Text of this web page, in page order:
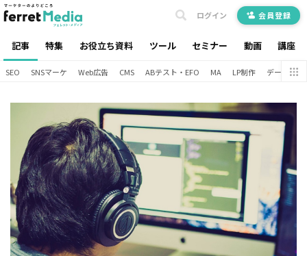
記事 特集 お役立ち資料 ツール セミナー 動画 講座
ログイン 会員登録
SEO SNSマーケ Web広告 CMS ABテスト・EFO MA LP制作 データ分析